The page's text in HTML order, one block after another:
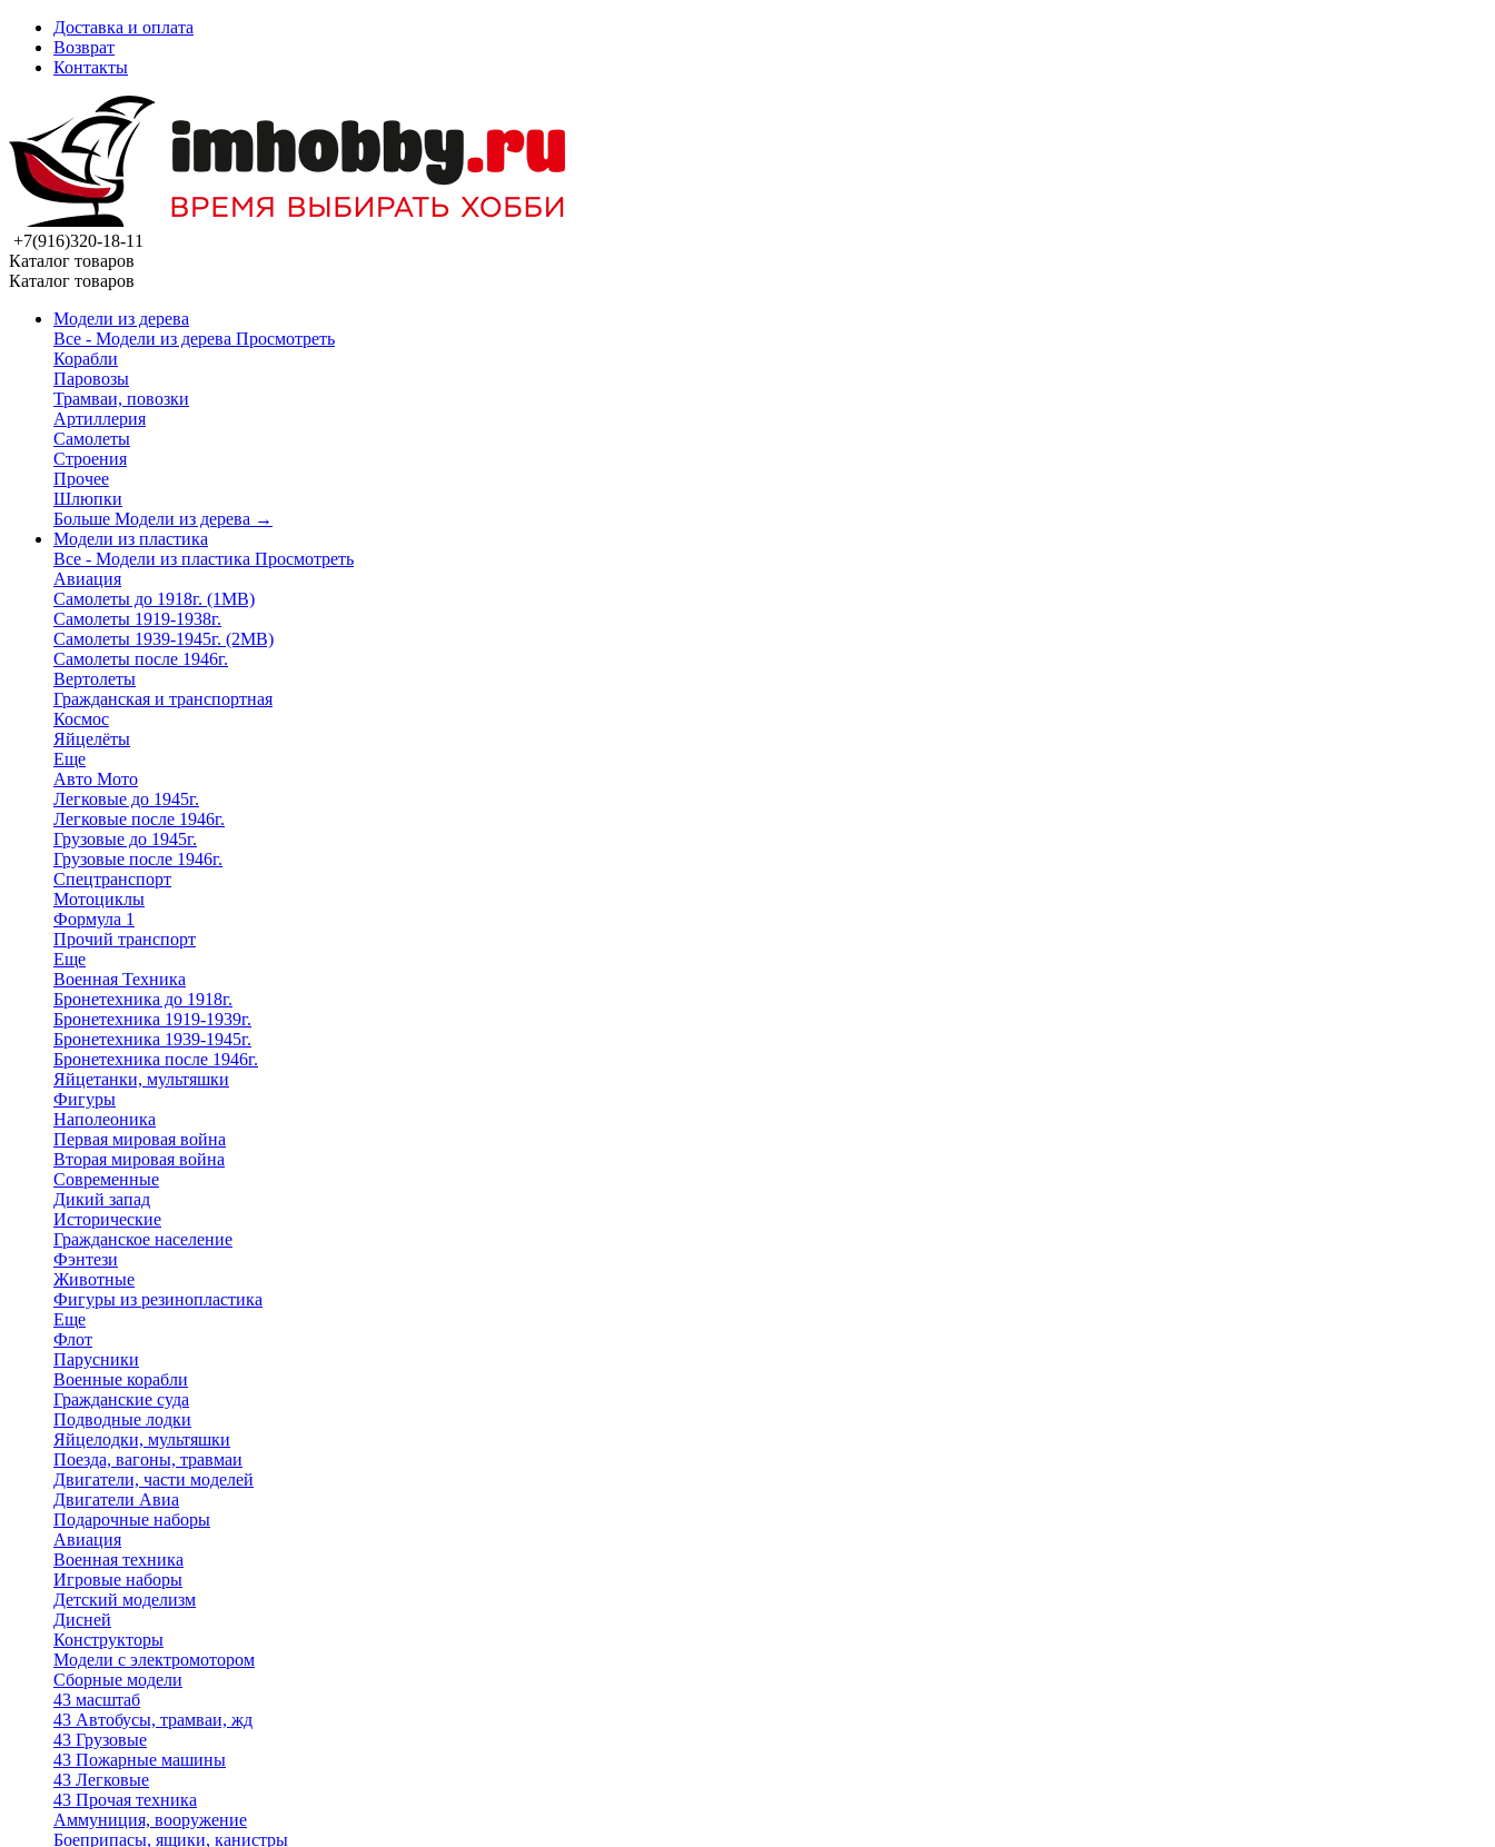
Доставка и оплата
Возврат
Контакты
+7(916)320-18-11
Каталог товаров
Каталог товаров
Модели из дерева
Все - Модели из дерева Просмотреть
Корабли
Паровозы
Трамваи, повозки
Артиллерия
Самолеты
Строения
Прочее
Шлюпки
Больше Модели из дерева →
Модели из пластика
Все - Модели из пластика Просмотреть
Авиация
Самолеты до 1918г. (1МВ)
Самолеты 1919-1938г.
Самолеты 1939-1945г. (2МВ)
Самолеты после 1946г.
Вертолеты
Гражданская и транспортная
Космос
Яйцелёты
Еще
Авто Мото
Легковые до 1945г.
Легковые после 1946г.
Грузовые до 1945г.
Грузовые после 1946г.
Спецтранспорт
Мотоциклы
Формула 1
Прочий транспорт
Еще
Военная Техника
Бронетехника до 1918г.
Бронетехника 1919-1939г.
Бронетехника 1939-1945г.
Бронетехника после 1946г.
Яйцетанки, мультяшки
Фигуры
Наполеоника
Первая мировая война
Вторая мировая война
Современные
Дикий запад
Исторические
Гражданское население
Фэнтези
Животные
Фигуры из резинопластика
Еще
Флот
Парусники
Военные корабли
Гражданские суда
Подводные лодки
Яйцелодки, мультяшки
Поезда, вагоны, травмаи
Двигатели, части моделей
Двигатели Авиа
Подарочные наборы
Авиация
Военная техника
Игровые наборы
Детский моделизм
Дисней
Конструкторы
Модели с электромотором
Сборные модели
43 масштаб
43 Автобусы, трамваи, жд
43 Грузовые
43 Пожарные машины
43 Легковые
43 Прочая техника
Аммуниция, вооружение
Боеприпасы, ящики, канистры